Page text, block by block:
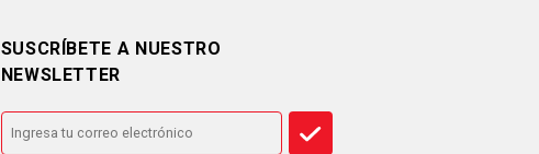
SUSCRÍBETE A NUESTRO
NEWSLETTER